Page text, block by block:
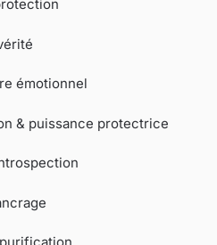
émotionnel
& puissance protectrice